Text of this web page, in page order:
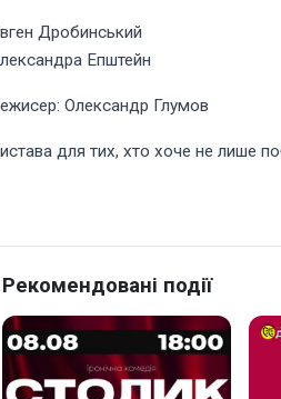
Дробинський
Епштейн
Олександр Глумов
для тих, хто хоче не лише
Рекомендовані події